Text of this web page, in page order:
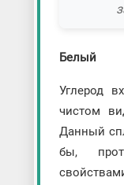
Белый
Углерод
чистом
Данный
бы,